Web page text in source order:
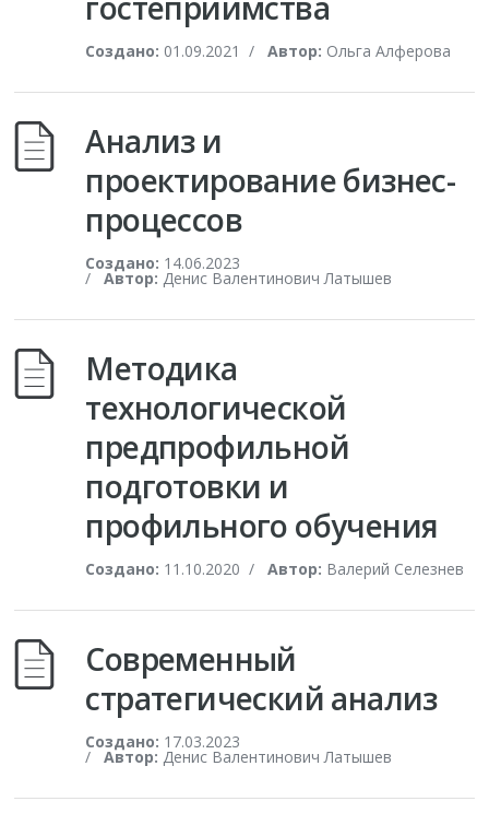
Создано: 01.09.2021 / Автор: Ольга Алферова
Анализ и
проектирование бизнес-
процессов
Создано: 14.06.2023
/ Автор: Денис Валентинович Латышев
Методика
технологической
предпрофильной
подготовки и
профильного обучения
Создано: 11.10.2020 / Автор: Валерий Селезнев
Современный
стратегический анализ
Создано: 17.03.2023
/ Автор: Денис Валентинович Латышев